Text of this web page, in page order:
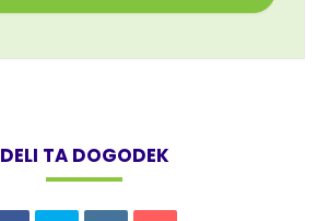
DELI TA DOGODEK